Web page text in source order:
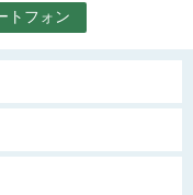
トフォン